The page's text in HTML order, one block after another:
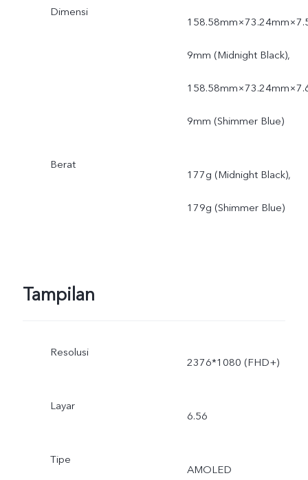
Dimensi
9mm (Midnight Black),
9mm (Shimmer Blue)
Berat
177g (Midnight Black),
179g (Shimmer Blue)
Tampilan
Resolusi
2376*1080 (FHD+)
Layar
6.56
Tipe
AMOLED